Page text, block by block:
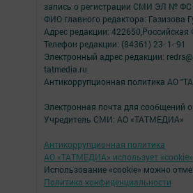
запись о регистрации СМИ ЭЛ № ФС
ФИО главного редактора: Газизова
Адрес редакции: 422650,Российская
Телефон редакции: (84361) 23- 1- 91
Электронный адрес редакции:
tatmedia.ru
Антикоррупционная политика АО
Электронная почта для сообщений
Учредитель СМИ: АО «ТАТМЕДИА»
Антикоррупционная политика
АО «ТАТМЕДИА» использует «cookie»
Использование «cookie» можно
Политика конфиденциальности